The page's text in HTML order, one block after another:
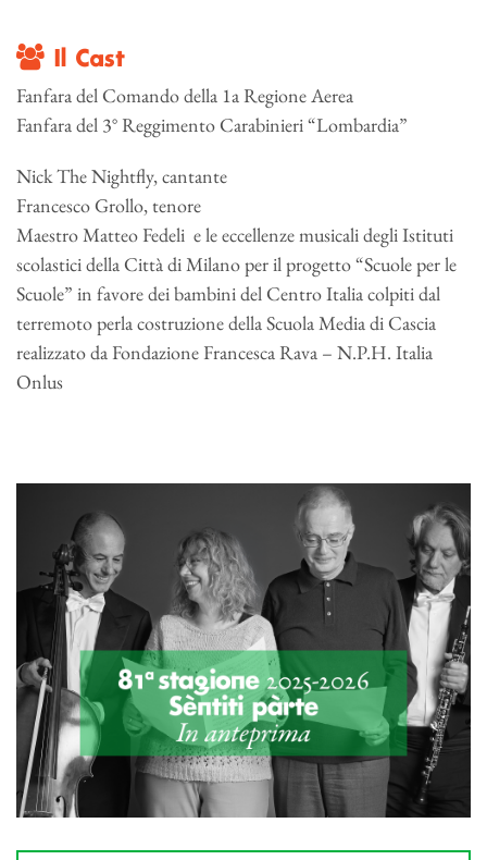
Il Cast
Fanfara del Comando della 1a Regione Aerea ​
Fanfara del 3° Reggimento Carabinieri “Lombardia” ​
Nick The Nightfly, cantante ​
Francesco Grollo, tenore ​
Maestro Matteo Fedeli ​ e le eccellenze musicali degli Istituti
scolastici della Città di Milano per il progetto “Scuole per le
Scuole” in favore dei bambini del Centro Italia colpiti dal
terremoto perla costruzione della Scuola Media di Cascia
realizzato da Fondazione Francesca Rava – N.P.H. Italia
Onlus ​